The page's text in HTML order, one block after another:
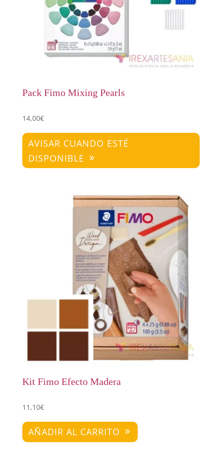
Pack Fimo Mixing Pearls
14,00€
AVISAR CUANDO ESTÉ
DISPONIBLE
Kit Fimo Efecto Madera
11,10€
AÑADIR AL CARRITO